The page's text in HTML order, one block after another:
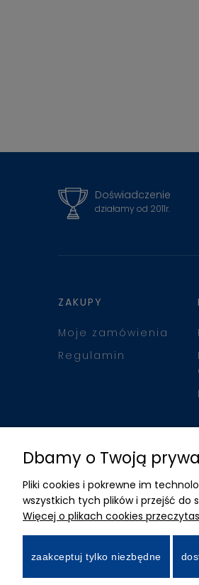
Doświadczenie
działamy od 2011r.
ZAKUPY
Moje zamówienia
Regulamin
Dbamy o Twoją
Pliki cookies i pokrewne im
wszystkich tych plików i przejść do
Więcej o plikach cookies
zaakceptuj tylko niezbędne